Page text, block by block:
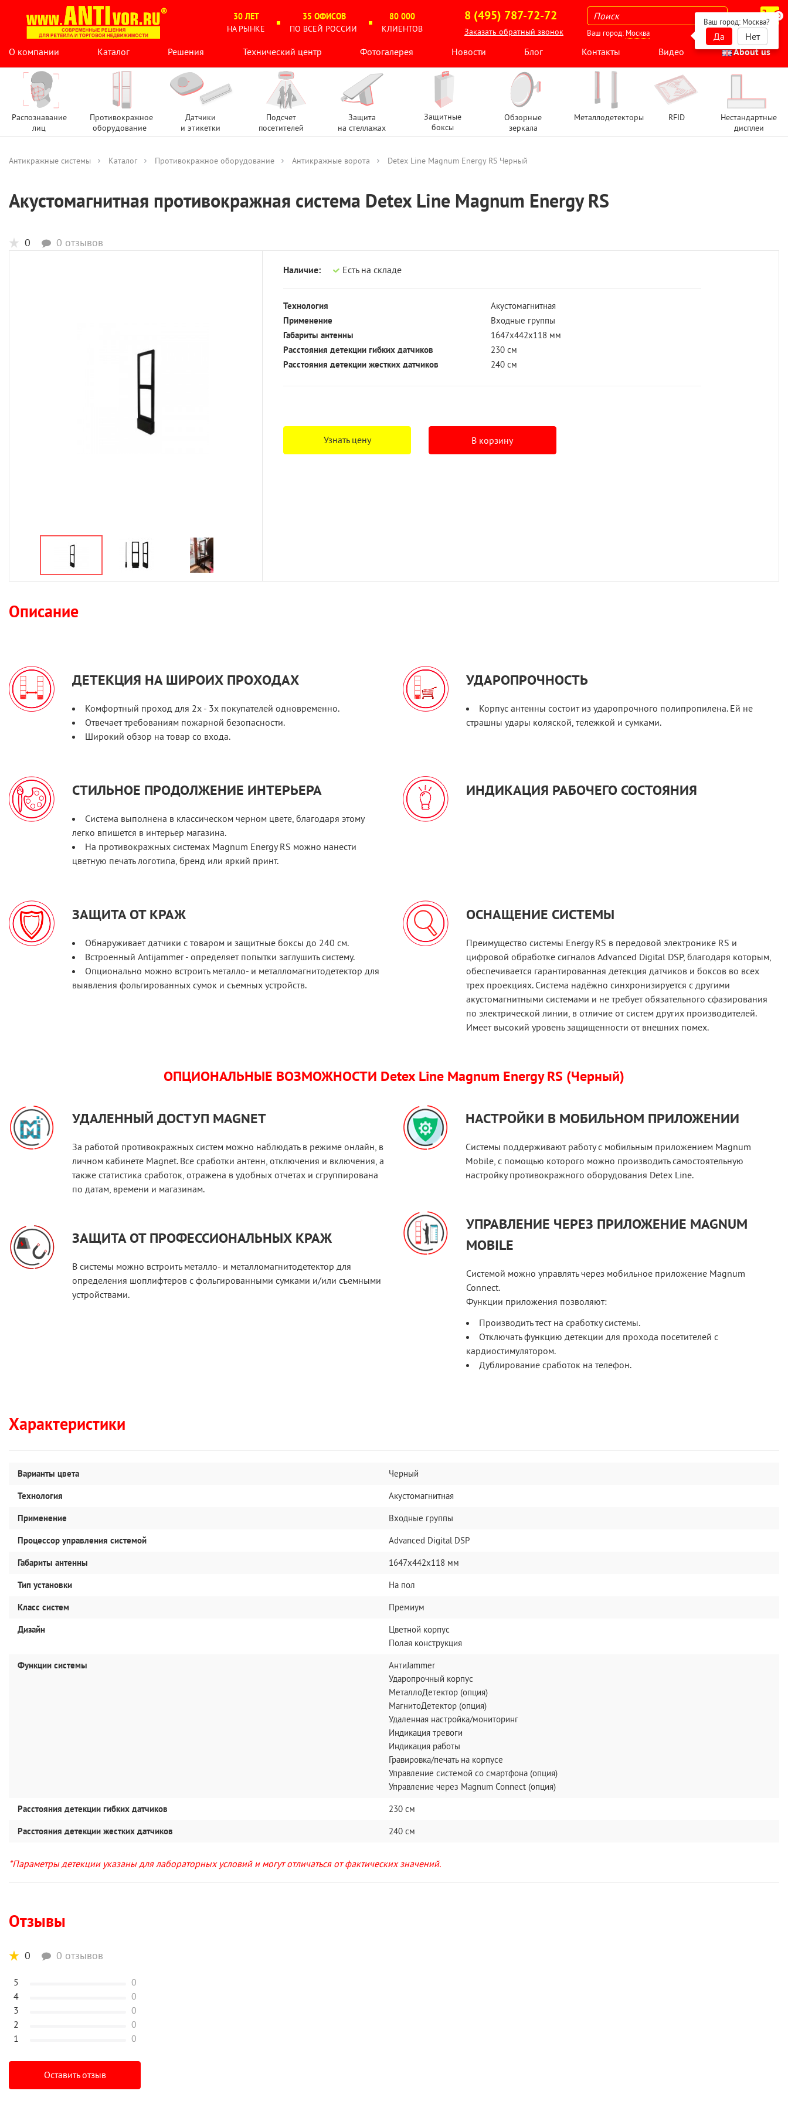
30 ЛЕТ
НА РЫНКЕ
35 ОФИСОВ
ПО ВСЕЙ РОССИИ
80 000
КЛИЕНТОВ
8 (495) 787-72-72
Заказать обратный звонок
0
Ваш город: Москва
Ваш город: Москва?
Да
Нет
О компании
Каталог Решения Технический центр Фотогалерея Новости Блог Контакты Видео About us
Распознавание
лиц
Противокражное
оборудование
Датчики
и этикетки
Подсчет
посетителей
Защита
на стеллажах
Защитные
боксы
Обзорные
зеркала
Металлодетекторы RFID
Нестандартные
дисплеи
Антикражные системы Каталог Противокражное оборудование Антикражные ворота Detex Line Magnum Energy RS Черный
Акустомагнитная противокражная система Detex Line Magnum Energy RS
0 0 отзывов
Наличие: Есть на складе
Технология
Акустомагнитная
Применение
Входные группы
Габариты антенны
1647x442x118 мм
Расстояния детекции гибких датчиков
230 см
Расстояния детекции жестких датчиков
240 см
Узнать цену В корзину
Описание
ДЕТЕКЦИЯ НА ШИРОИХ ПРОХОДАХ
Комфортный проход для 2х - 3х покупателей одновременно.
Отвечает требованиям пожарной безопасности.
Широкий обзор на товар со входа.
УДАРОПРОЧНОСТЬ
Корпус антенны состоит из ударопрочного полипропилена. Ей не
страшны удары коляской, тележкой и сумками.
СТИЛЬНОЕ ПРОДОЛЖЕНИЕ ИНТЕРЬЕРА
Система выполнена в классическом черном цвете, благодаря этому
легко впишется в интерьер магазина.
На противокражных системах Magnum Energy RS можно нанести
цветную печать логотипа, бренд или яркий принт.
ИНДИКАЦИЯ РАБОЧЕГО СОСТОЯНИЯ
ЗАЩИТА ОТ КРАЖ
Обнаруживает датчики с товаром и защитные боксы до 240 см.
Встроенный Antijammer - определяет попытки заглушить систему.
Опционально можно встроить металло- и металломагнитодетектор для
выявления фольгированных сумок и съемных устройств.
ОСНАЩЕНИЕ СИСТЕМЫ
Преимущество системы Energy RS в передовой электронике RS и
цифровой обработке сигналов Advanced Digital DSP, благодаря которым,
обеспечивается гарантированная детекция датчиков и боксов во всех
трех проекциях. Система надёжно синхронизируется с другими
акустомагнитными системами и не требует обязательного сфазирования
по электрической линии, в отличие от систем других производителей.
Имеет высокий уровень защищенности от внешних помех.
ОПЦИОНАЛЬНЫЕ ВОЗМОЖНОСТИ Detex Line Magnum Energy RS (Черный)
УДАЛЕННЫЙ ДОСТУП MAGNET
За работой противокражных систем можно наблюдать в режиме онлайн, в
личном кабинете Magnet. Все сработки антенн, отключения и включения, а
также статистика сработок, отражена в удобных отчетах и сгруппирована
по датам, времени и магазинам.
ЗАЩИТА ОТ ПРОФЕССИОНАЛЬНЫХ КРАЖ
В системы можно встроить металло- и металломагнитодетектор для
определения шоплифтеров с фольгированными сумками и/или съемными
устройствами.
НАСТРОЙКИ В МОБИЛЬНОМ ПРИЛОЖЕНИИ
Системы поддерживают работу с мобильным приложением Magnum
Mobile, с помощью которого можно производить самостоятельную
настройку противокражного оборудования Detex Line.
УПРАВЛЕНИЕ ЧЕРЕЗ ПРИЛОЖЕНИЕ MAGNUM
MOBILE
Системой можно управлять через мобильное приложение Magnum
Connect.
Функции приложения позволяют:
Производить тест на сработку системы.
Отключать функцию детекции для прохода посетителей с
кардиостимулятором.
Дублирование сработок на телефон.
Характеристики
Варианты цвета
Черный
Технология
Акустомагнитная
Применение
Входные группы
Процессор управления системой
Advanced Digital DSP
Габариты антенны
1647x442x118 мм
Тип установки
На пол
Класс систем
Премиум
Дизайн
Цветной корпус
Полая конструкция
Функции системы
АнтиJammer
Ударопрочный корпус
МеталлоДетектор (опция)
МагнитоДетектор (опция)
Удаленная настройка/мониторинг
Индикация тревоги
Индикация работы
Гравировка/печать на корпусе
Управление системой со смартфона (опция)
Управление через Magnum Connect (опция)
Расстояния детекции гибких датчиков
230 см
Расстояния детекции жестких датчиков
240 см
*Параметры детекции указаны для лабораторных условий и могут отличаться от фактических значений.
Отзывы
0 0 отзывов
5
0
4
0
3
0
2
0
1
0
Оставить отзыв